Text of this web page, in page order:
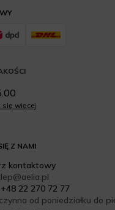
Z NAMI
kontaktowy
22 270 72 77
od poniedziałku do
więcej